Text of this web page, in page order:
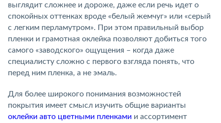
выглядит сложнее и дороже, даже если речь идет о
спокойных оттенках вроде «белый жемчуг» или «серый
с легким перламутром». При этом правильный выбор
пленки и грамотная оклейка позволяют добиться того
самого «заводского» ощущения – когда даже
специалисту сложно с первого взгляда понять, что
перед ним пленка, а не эмаль.
Для более широкого понимания возможностей
покрытия имеет смысл изучить общие варианты
оклейки авто цветными пленками и ассортимент